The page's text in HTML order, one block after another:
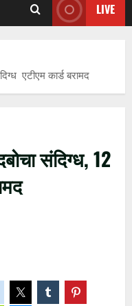
LIVE
एटीएम कार्ड बरामद
संदिग्ध, 12